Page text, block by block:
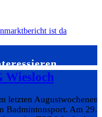
Wiesloch
letzten
Badmintonsport. Am 29.